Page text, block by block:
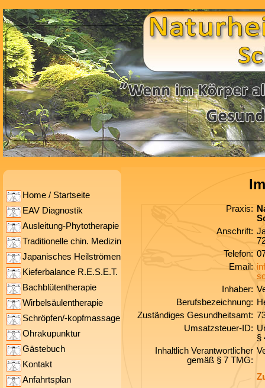
Home / Startseite
EAV Diagnostik
Ausleitung-Phytotherapie
Traditionelle chin. Medizin
Japanisches Heilströmen
Kieferbalance R.E.S.E.T.
Bachblütentherapie
Wirbelsäulentherapie
Schröpfen/-kopfmassage
Ohrakupunktur
Gästebuch
Kontakt
Anfahrtsplan
Praxis:
Anschrift:
Telefon:
Email:
Inhaber:
Berufsbezeichnung:
Zuständiges Gesundheitsamt:
Umsatzsteuer-ID:
§
Inhaltlich Verantwortlicher
gemäß § 7 TMG: